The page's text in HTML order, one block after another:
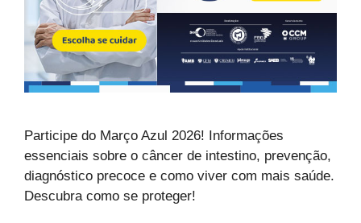
Participe do Março Azul 2026! Informações
essenciais sobre o câncer de intestino, prevenção,
diagnóstico precoce e como viver com mais saúde.
Descubra como se proteger!